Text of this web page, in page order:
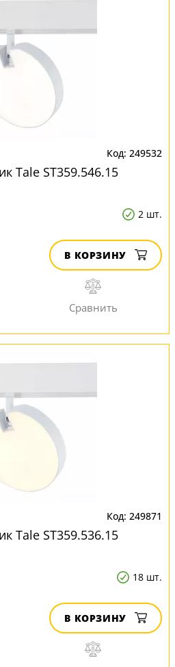
249532
Tale ST359.546.15
2 шт.
В КОРЗИНУ
249871
Tale ST359.536.15
18 шт.
В КОРЗИНУ